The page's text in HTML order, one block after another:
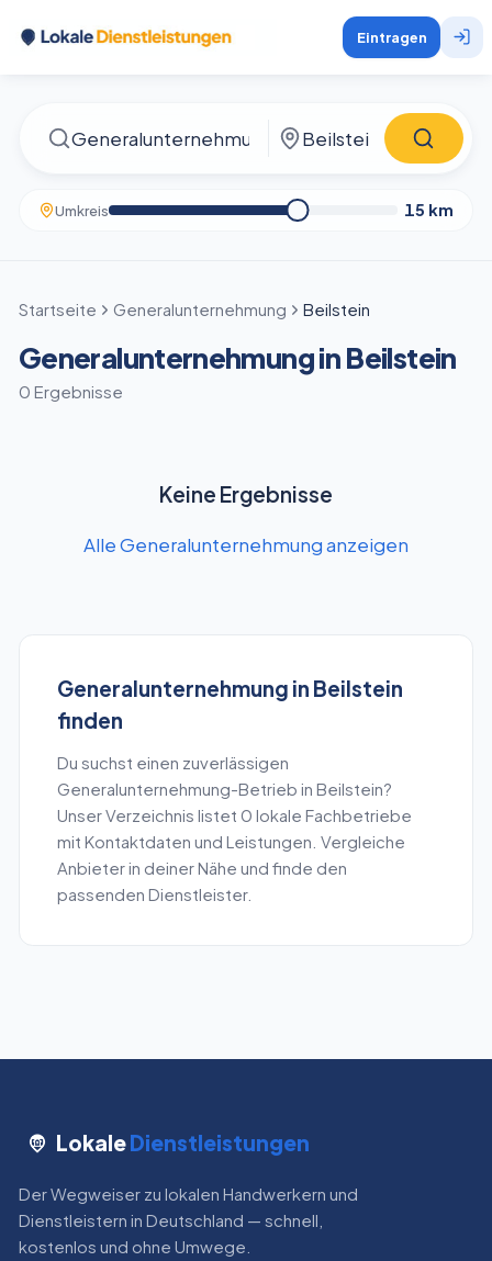
Eintragen
Umkreis 15 km
Startseite Generalunternehmung Beilstein
Generalunternehmung in Beilstein
0 Ergebnisse
Keine Ergebnisse
Alle Generalunternehmung anzeigen
Generalunternehmung in Beilstein
finden
Du suchst einen zuverlässigen
Generalunternehmung-Betrieb in Beilstein?
Unser Verzeichnis listet 0 lokale Fachbetriebe
mit Kontaktdaten und Leistungen. Vergleiche
Anbieter in deiner Nähe und finde den
passenden Dienstleister.
LokaleDienstleistungen
Der Wegweiser zu lokalen Handwerkern und
Dienstleistern in Deutschland — schnell,
kostenlos und ohne Umwege.